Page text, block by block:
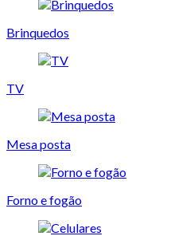
Brinquedos
TV
Mesa posta
Forno e fogão